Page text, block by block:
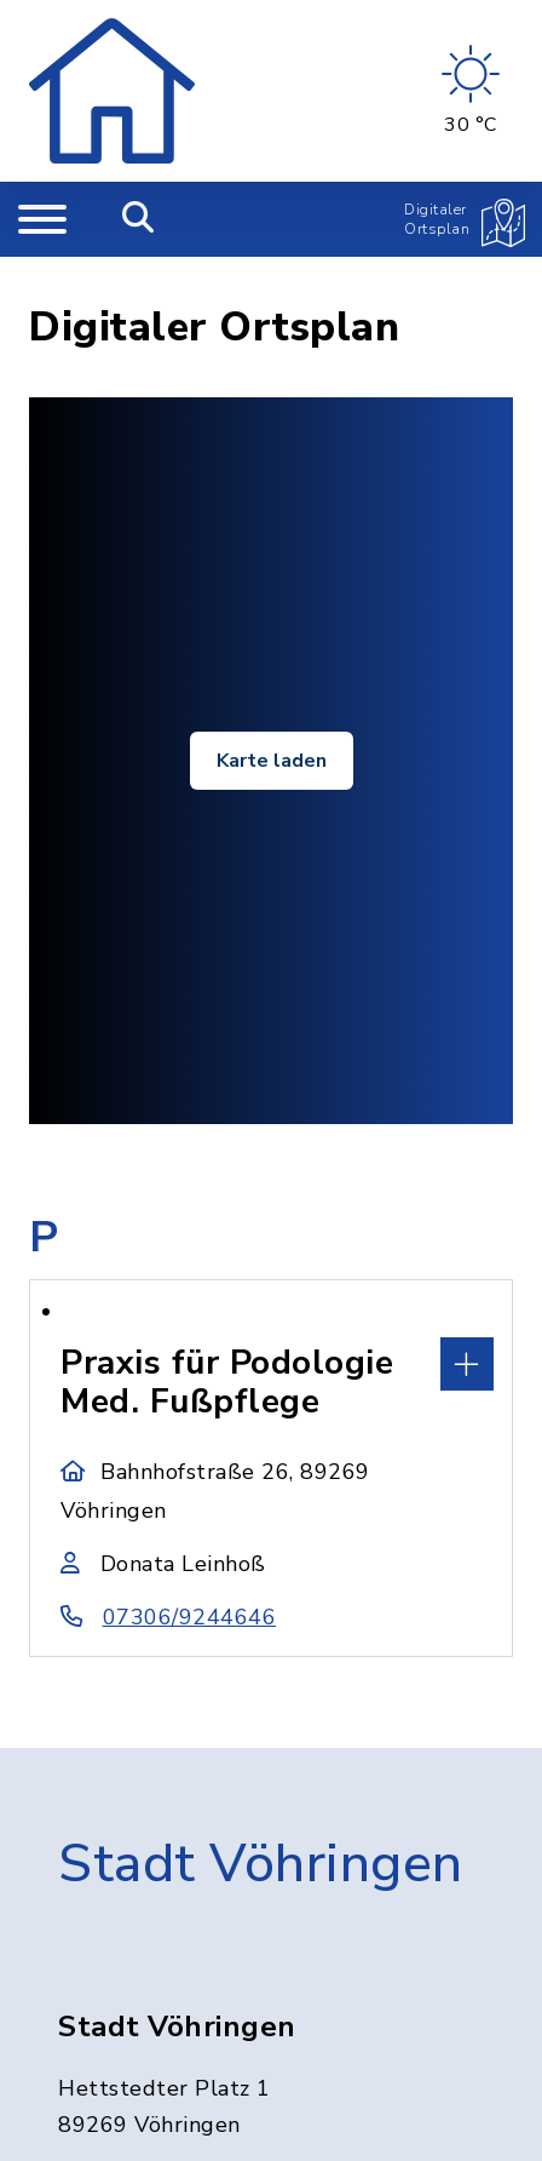
30 °C
Digitaler
Ortsplan
Digitaler Ortsplan
Karte laden
P
Praxis für Podologie
Med. Fußpflege
Bahnhofstraße 26, 89269
Vöhringen
Donata Leinhoß
07306/9244646
Stadt Vöhringen
Stadt Vöhringen
Hettstedter Platz 1
89269 Vöhringen